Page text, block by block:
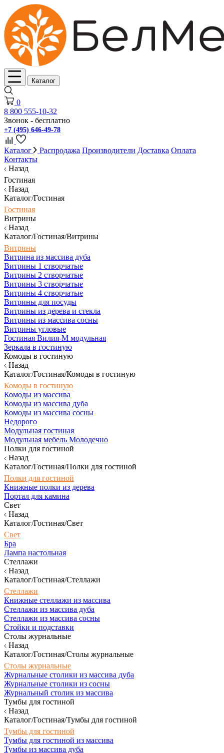
Каталог
0
8 800 555-10-32
Звонок - бесплатно
+7 (495) 646-49-78
Каталог Распродажа Производители Доставка Оплата
Контакты
Назад
Гостиная
Назад
Каталог/Гостиная
Гостиная
Витрины
Назад
Каталог/Гостиная/Витрины
Витрины
Витрина из массива дуба
Витрины 1 створчатые
Витрины 2 створчатые
Витрины 3 створчатые
Витрины 4 створчатые
Витрины для посуды
Витрины из дерева и стекла
Витрины из массива сосны
Витрины угловые
Гостиная Вилия-М модульная
Зеркала в гостиную
Комоды в гостиную
Назад
Каталог/Гостиная/Комоды в гостиную
Комоды в гостиную
Комоды из массива
Комоды из массива дуба
Комоды из массива сосны
Недорого
Модульная гостиная
Модульная мебель Молодечно
Полки для гостиной
Назад
Каталог/Гостиная/Полки для гостиной
Полки для гостиной
Книжные полки из дерева
Портал для камина
Свет
Назад
Каталог/Гостиная/Свет
Свет
Бра
Лампа настольная
Стеллажи
Назад
Каталог/Гостиная/Стеллажи
Стеллажи
Книжные стеллажи из массива
Стеллажи из массива дуба
Стеллажи из массива сосны
Стойки и подставки
Столы журнальные
Назад
Каталог/Гостиная/Столы журнальные
Столы журнальные
Журнальные столики из массива дуба
Журнальные столики из сосны
Журнальный столик из массива
Тумбы для гостиной
Назад
Каталог/Гостиная/Тумбы для гостиной
Тумбы для гостиной
Тумбы для гостиной из массива
Тумбы из массива дуба